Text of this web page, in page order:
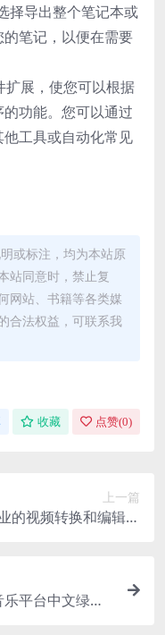
择导出整个笔记本或
笔记，以便在需要
展，使您可以根据
功能。您可以通过
工具或自动化常见
或标注，均为本站原
站同意时，禁止复
网站、书籍等各类媒
合法权益，可联系我
收藏 点赞(0)
上一篇
的视频转换和编辑软
平台中文绿色